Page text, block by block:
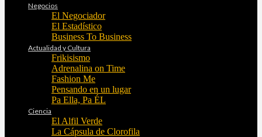
Negocios
El Negociador
El Estadístico
Business To Business
Actualidad y Cultura
Frikisismo
Adrenalina on Time
Fashion Me
Pensando en un lugar
Pa Ella, Pa ÉL
Ciencia
El Alfil Verde
La Cápsula de Clorofila